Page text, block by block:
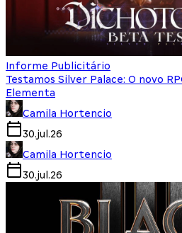
Informe Publicitário
Testamos Silver Palace: O novo
Elementa
Camila Hortencio
30.jul.26
Camila Hortencio
30.jul.26